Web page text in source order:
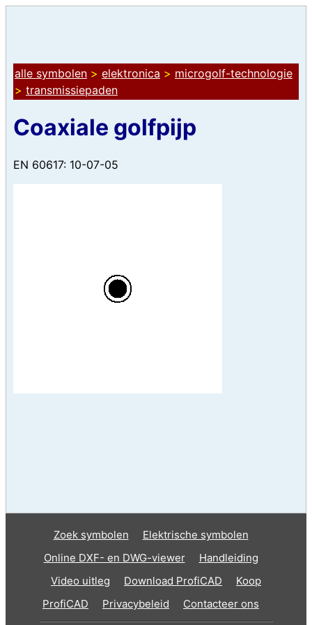
alle symbolen > elektronica > microgolf-technologie
> transmissiepaden
Coaxiale golfpijp
EN 60617: 10-07-05
Zoek symbolen
Elektrische symbolen
Online DXF- en DWG-viewer
Handleiding
Video uitleg
Download ProfiCAD
Koop
ProfiCAD
Privacybeleid Contacteer ons